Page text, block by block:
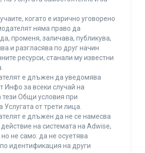
когато е изрично уговорено
няма право да
променя, заличава, публикува,
и разгласява по друг начин
ресурси, станали му известни
е длъжен да уведомява
Инфо за всеки случай на
Общи условия при
Услугата от трети лица.
е длъжен да не се намесва
на системата на Adwise,
не само: да не осуетява
идентификация на други